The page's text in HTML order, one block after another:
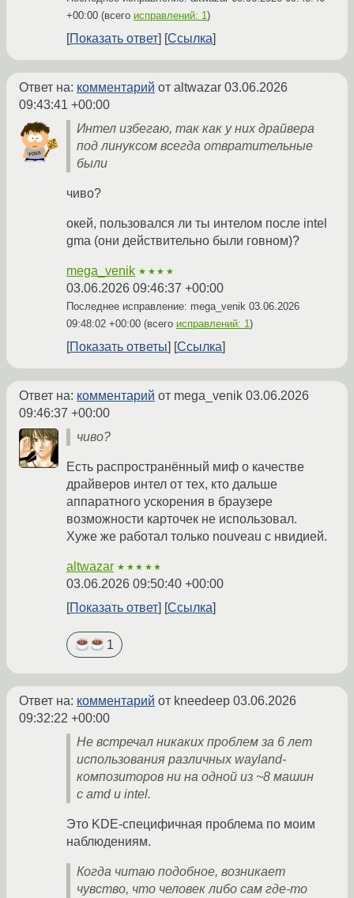
+00:00 (всего исправлений: 1 )
Показать ответ Ссылка
Ответ на: комментарий от altwazar 03.06.2026
09:43:41 +00:00
Интел избегаю, так как у них драйвера
под линуксом всегда отвратительные
были
чиво?
окей, пользовался ли ты интелом после intel
gma (они действительно были говном)?
mega_venik ★★★★
03.06.2026 09:46:37 +00:00
Последнее исправление: mega_venik 03.06.2026
09:48:02 +00:00 (всего исправлений: 1 )
Показать ответы Ссылка
Ответ на: комментарий от mega_venik 03.06.2026
09:46:37 +00:00
чиво?
Есть распространённый миф о качестве
драйверов интел от тех, кто дальше
аппаратного ускорения в браузере
возможности карточек не использовал.
Хуже же работал только nouveau с нвидией.
altwazar ★★★★★
03.06.2026 09:50:40 +00:00
Показать ответ
Ссылка
1
Ответ на: комментарий от kneedeep 03.06.2026
09:32:22 +00:00
Не встречал никаких проблем за 6 лет
использования различных wayland-
композиторов ни на одной из ~8 машин
с amd и intel.
Это KDE-специфичная проблема по моим
наблюдениям.
Когда читаю подобное, возникает
чувство, что человек либо сам где-то